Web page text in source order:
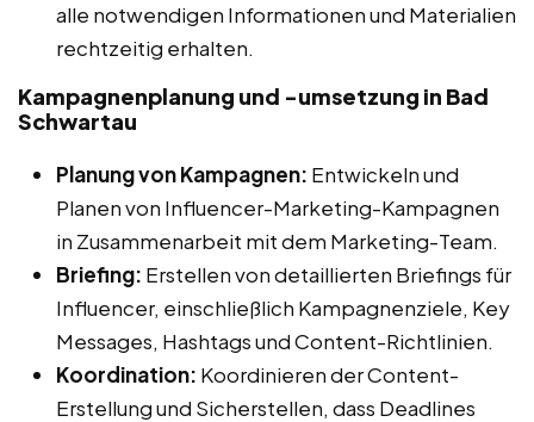
alle notwendigen Informationen und Materialien
rechtzeitig erhalten.
Kampagnenplanung und -umsetzung in Bad
Schwartau
Planung von Kampagnen: Entwickeln und
Planen von Influencer-Marketing-Kampagnen
in Zusammenarbeit mit dem Marketing-Team.
Briefing: Erstellen von detaillierten Briefings für
Influencer, einschließlich Kampagnenziele, Key
Messages, Hashtags und Content-Richtlinien.
Koordination: Koordinieren der Content-
Erstellung und Sicherstellen, dass Deadlines